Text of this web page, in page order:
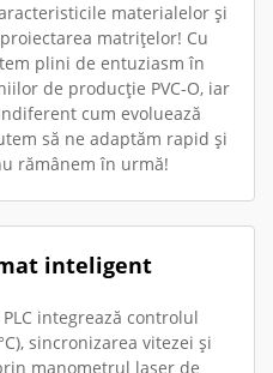
materialelor și
matrițelor! Cu
plini de entuziasm în
de producție PVC-O, iar
cum evoluează
să ne adaptăm rapid și
rămânem în urmă!
inteligent
integrează controlul
sincronizarea vitezei și
manometrul laser de